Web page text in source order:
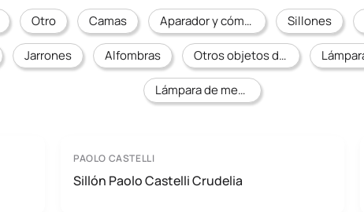
Otro Camas Aparador y cómoda Sillones
Jarrones Alfombras Otros objetos decorativos
Lámpara de mesa
PAOLO CASTELLI
Sillón Paolo Castelli Crudelia